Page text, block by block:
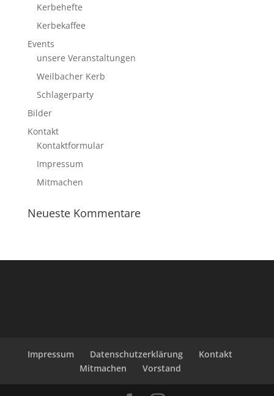
Kerbehefte
Kerbekaffee
Events
unsere Veranstaltungen
Weilbacher Kerb
Schlagerparty
Bilder
Kontakt
Kontaktformular
Impressum
Mitmachen
Neueste Kommentare
Impressum Datenschutzerklärung
Kontakt
Mitmachen
Vorstand